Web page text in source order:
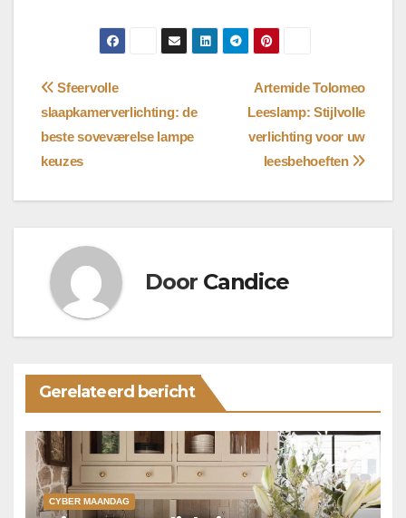
Bericht
navigatie
Artemide Tolomeo
Leeslamp: Stijlvolle
verlichting voor uw
leesbehoeften
Sfeervolle
slaapkamerverlichting: de
beste soveværelse lampe
keuzes
Door Candice
Gerelateerd bericht
CYBER MAANDAG